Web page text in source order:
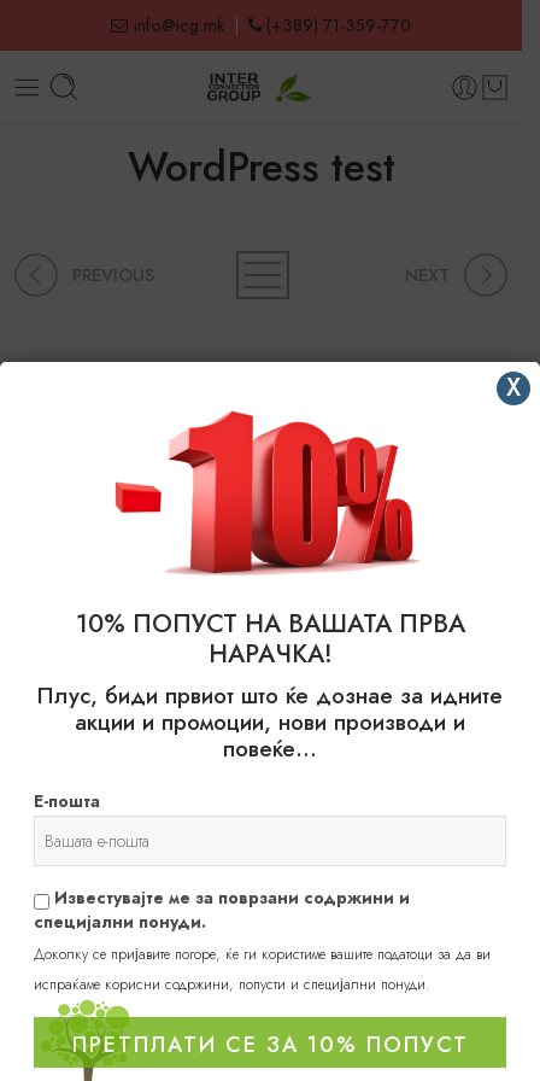
info@icg.mk | (+389) 71-359-770
WordPress test
PREVIOUS NEXT
Напишете коментар
пријавитеза да испратите коментар.
Друштво за производство, трговија, сообраќај и услуги
ИНТЕР КОНЕКШН ГРУП-ВЕНУС ДООЕЛ
10% ПОПУСТ НА ВАШАТА ПРВА
НАРАЧКА!
Плус, биди првиот што ќе дознае за идните
акции и промоции, нови производи и
повеќе…
Е-пошта
Известувајте ме за поврзани содржини и
специјални понуди.
Доколку се пријавите погоре, ќе ги користиме вашите податоци за да ви
испраќаме корисни содржини, попусти и специјални понуди.
ПРЕТПЛАТИ СЕ ЗА 10% ПОПУСТ
X